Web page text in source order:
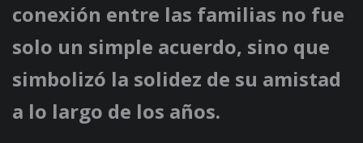
conexión entre las familias no fue
solo un simple acuerdo, sino que
simbolizó la solidez de su amistad
a lo largo de los años.